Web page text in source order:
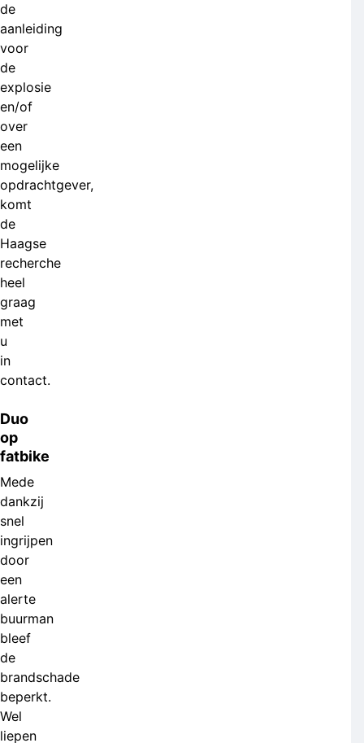
de
aanleiding
voor
de
explosie
en/of
over
een
mogelijke
opdrachtgever,
komt
de
Haagse
recherche
heel
graag
met
u
in
contact.
Duo
op
fatbike
Mede
dankzij
snel
ingrijpen
door
een
alerte
buurman
bleef
de
brandschade
beperkt.
Wel
liepen